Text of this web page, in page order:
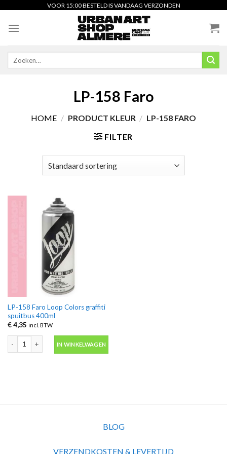
content
VOOR 15:00 BESTELD IS VANDAAG VERZONDEN
LP-158 Faro
HOME / PRODUCT KLEUR / LP-158 FARO
FILTER
LP-158 Faro Loop Colors graffiti
spuitbus 400ml
€4,35 incl. BTW
LP-158 Faro Loop Colors graffiti spuitbus 400ml aantal
IN WINKELWAGEN
BLOG
VERZENDKOSTEN & LEVERTIJD